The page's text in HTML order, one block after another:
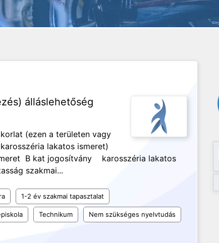
álláslehetőség
(ezen a területen vagy
lakatos ismeret)
B kat jogosítvány karosszéria lakatos
szakmai...
1-2 év szakmai tapasztalat
Technikum Nem szükséges nyelvtudás